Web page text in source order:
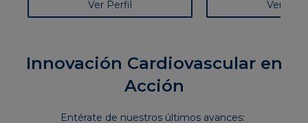
Ver Perfil Ver
Innovación Cardiovascular en
Acción
Entérate de nuestros últimos avances: